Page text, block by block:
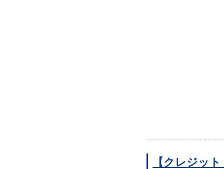
【クレジッ